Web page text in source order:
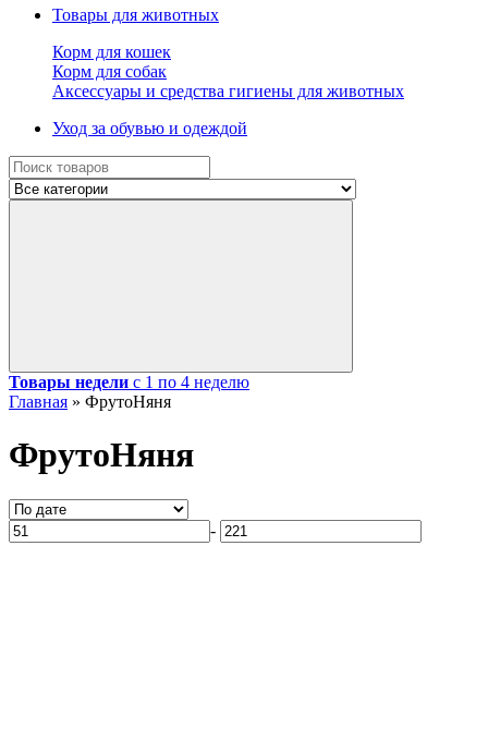
Товары для животных
Корм для кошек
Корм для собак
Аксессуары и средства гигиены для животных
Уход за обувью и одеждой
Товары недели с 1 по 4 неделю
Главная » ФрутоНяня
ФрутоНяня
-